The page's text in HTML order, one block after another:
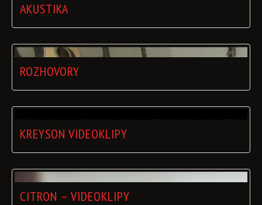
AKUSTIKA
ROZHOVORY
KREYSON VIDEOKLIPY
CITRON – VIDEOKLIPY